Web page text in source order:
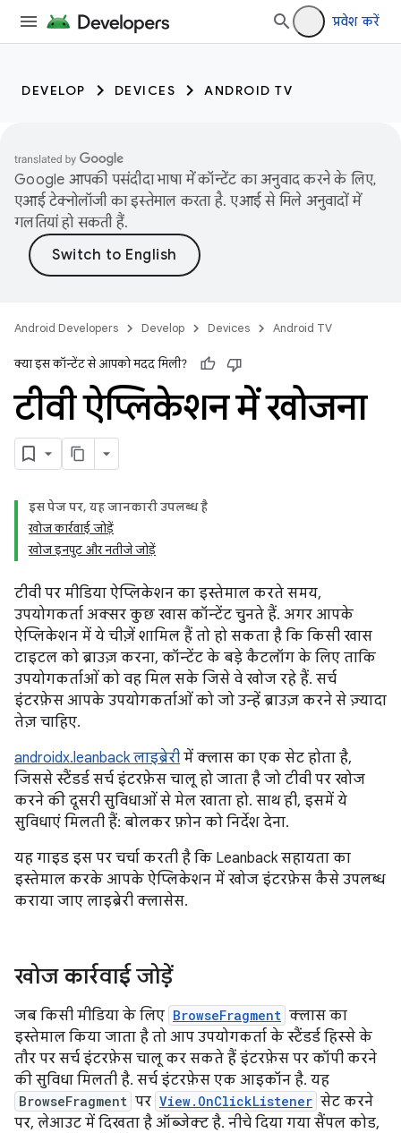
प्रवेश करें
DEVELOP DEVICES ANDROID TV
Google आपकी पसंदीदा भाषा में कॉन्टेंट का अनुवाद करने के लिए,
एआई टेक्नोलॉजी का इस्तेमाल करता है. एआई से मिले अनुवादों में
गलतियां हो सकती हैं.
Android Developers Develop Devices Android TV
क्या इस कॉन्टेंट से आपको मदद मिली?
टीवी ऐप्लिकेशन में खोजना
इस पेज पर, यह जानकारी उपलब्ध है
खोज कार्रवाई जोड़ें
खोज इनपुट और नतीजे जोड़ें
टीवी पर मीडिया ऐप्लिकेशन का इस्तेमाल करते समय,
उपयोगकर्ता अक्सर कुछ खास कॉन्टेंट चुनते हैं. अगर आपके
ऐप्लिकेशन में ये चीज़ें शामिल हैं तो हो सकता है कि किसी खास
टाइटल को ब्राउज़ करना, कॉन्टेंट के बड़े कैटलॉग के लिए ताकि
उपयोगकर्ताओं को वह मिल सके जिसे वे खोज रहे हैं. सर्च
इंटरफ़ेस आपके उपयोगकर्ताओं को जो उन्हें ब्राउज़ करने से ज़्यादा
तेज़ चाहिए.
androidx.leanback लाइब्रेरी में क्लास का एक सेट होता है,
जिससे स्टैंडर्ड सर्च इंटरफ़ेस चालू हो जाता है जो टीवी पर खोज
करने की दूसरी सुविधाओं से मेल खाता हो. साथ ही, इसमें ये
सुविधाएं मिलती हैं: बोलकर फ़ोन को निर्देश देना.
यह गाइड इस पर चर्चा करती है कि Leanback सहायता का
इस्तेमाल करके आपके ऐप्लिकेशन में खोज इंटरफ़ेस कैसे उपलब्ध
कराया जाए लाइब्रेरी क्लासेस.
खोज कार्रवाई जोड़ें
जब किसी मीडिया के लिए BrowseFragment क्लास का
इस्तेमाल किया जाता है तो आप उपयोगकर्ता के स्टैंडर्ड हिस्से के
तौर पर सर्च इंटरफ़ेस चालू कर सकते हैं इंटरफ़ेस पर कॉपी करने
की सुविधा मिलती है. सर्च इंटरफ़ेस एक आइकॉन है. यह
BrowseFragment पर View.OnClickListener सेट करने
पर, लेआउट में दिखता है ऑब्जेक्ट है. नीचे दिया गया सैंपल कोड,